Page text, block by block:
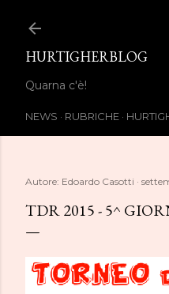
HURTIGHERBLOG
Quarna c'è!
NEWS RUBRICHE
Autore: Edoardo Casotti
TDR 2015 - 5^